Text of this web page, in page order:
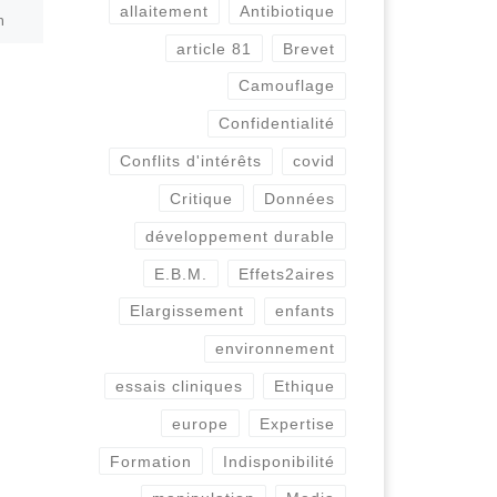
ACTION N° 178 (10/2020) : Le
secret médical à l’épreuve
souffrance, les GAFA
procédures sécurisées
(eHealth, […]
allaitement Antibiotique
article 81 Brevet
Camouflage
Confidentialité
Conflits d'intérêts covid
Critique Données
développement durable
E.B.M. Effets2aires
Elargissement enfants
environnement
essais cliniques Ethique
europe Expertise
Formation Indisponibilité